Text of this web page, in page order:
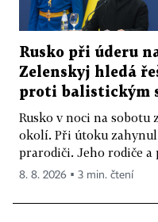
Rusko při úderu
Zelenskyj hledá
proti balistickým
Rusko v noci na sobotu
okolí. Při útoku
prarodiči. Jeho rodiče a
8. 8. 2026 ▪ 3 min. čtení